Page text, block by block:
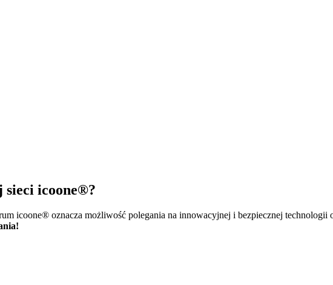
sieci icoone®?
icoone® oznacza możliwość polegania na innowacyjnej i bezpiecznej technologii